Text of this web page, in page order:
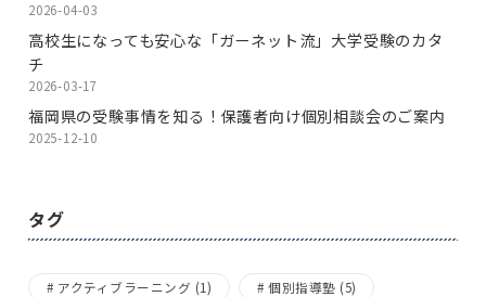
2026-04-03
高校生になっても安心な「ガーネット流」大学受験のカタ
チ
2026-03-17
福岡県の受験事情を知る！保護者向け個別相談会のご案内
2025-12-10
タグ
アクティブラーニング (1) 個別指導塾 (5)